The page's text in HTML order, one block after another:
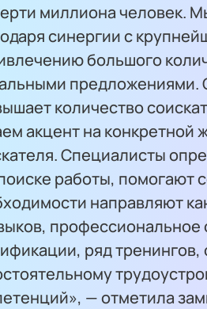
миллиона человек.
синергии с
большого
предложениями.
количество
акцент на конкретной
Специалисты
работы, помогают
направляют
ряд
— отметила